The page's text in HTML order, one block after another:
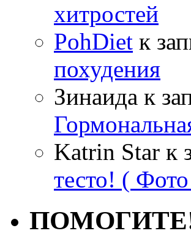
хитростей
PohDiet к
похудения
Зинаида к
Katrin Star к
тесто! (